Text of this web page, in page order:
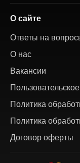
О сайте
Ответы на
О нас
Вакансии
Политика
Политика
Договор оферты